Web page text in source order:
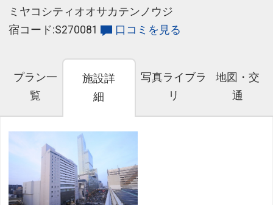
ミヤコシティオオサカテンノウジ
宿コード:S270081
口コミを見る
プラン一
覧
施設詳
細
写真ライブラ
リ
地図・交
通